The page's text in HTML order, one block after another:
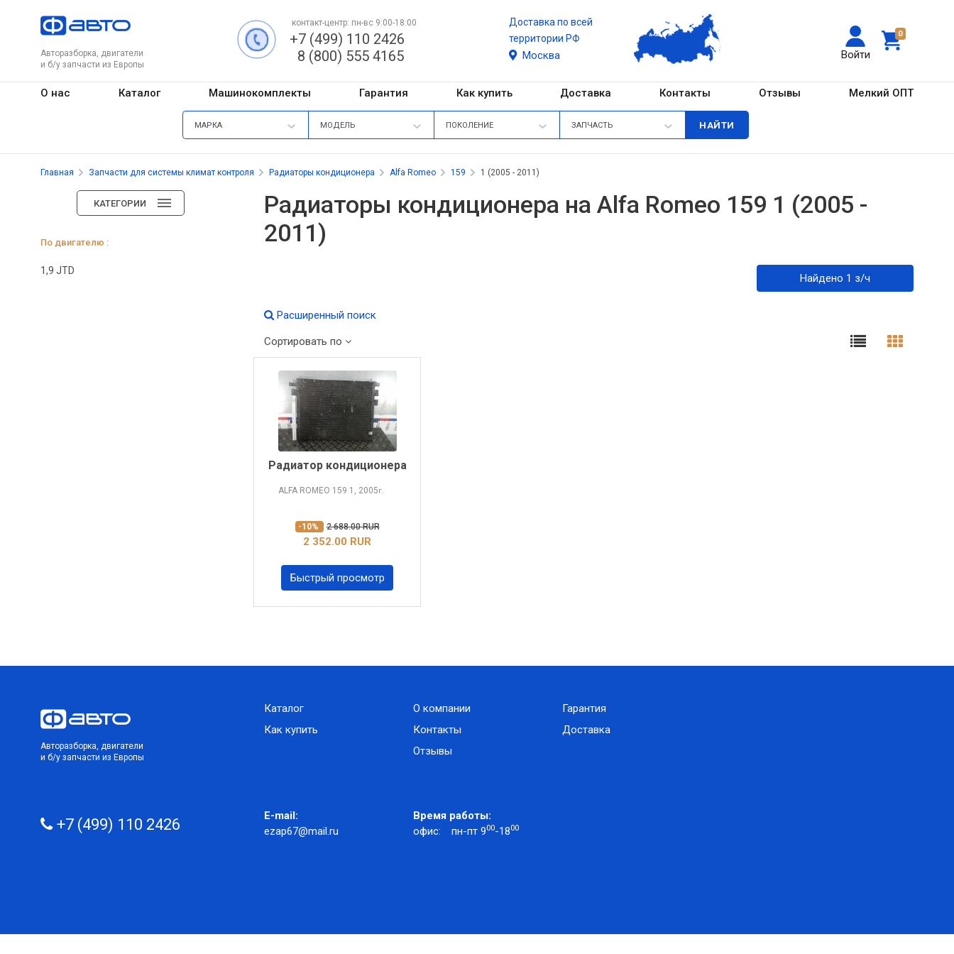
Авторазборка, двигатели
и б/у запчасти из Европы
0
Войти
контакт-центр: пн-вс 9:00-18:00
+7 (499) 110 2426
8 (800) 555 4165
Доставка по всей
территории РФ
Москва
О нас Каталог Машинокомплекты Гарантия Как купить Доставка Контакты Отзывы Мелкий ОПТ
МАРКА МОДЕЛЬ ПОКОЛЕНИЕ ЗАПЧАСТЬ
Главная Запчасти для системы климат контроля Радиаторы кондиционера Alfa Romeo 159 1 (2005 - 2011)
КАТЕГОРИИ
По двигателю :
1,9 JTD
Радиаторы кондиционера на Alfa Romeo 159 1 (2005 -
2011)
Найдено 1 з/ч
Расширенный поиск
Сортировать по
Радиатор кондиционера
ALFA ROMEO 159 1, 2005г.
-10% 2 688.00 RUR
2 352.00 RUR
Быстрый просмотр
Авторазборка, двигатели
и б/у запчасти из Европы
Каталог
Как купить
О компании
Контакты
Отзывы
Гарантия
Доставка
+7 (499) 110 2426
E-mail:
ezap67@mail.ru
Время работы:
офис:
пн-пт 900-1800